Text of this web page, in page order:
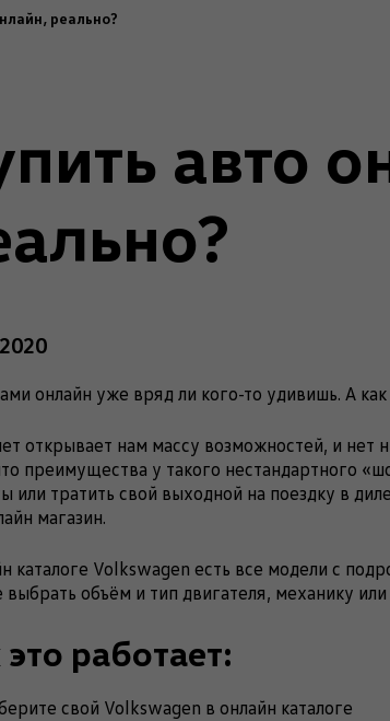
реально?
авто
онлайн уже вряд ли кого-то удивишь. А
открывает нам массу возможностей, и нет
преимущества у такого нестандартного
или тратить свой выходной на поездку в
магазин.
каталоге Volkswagen есть все модели с
объём и тип двигателя, механику
работает:
свой Volkswagen в онлайн каталоге